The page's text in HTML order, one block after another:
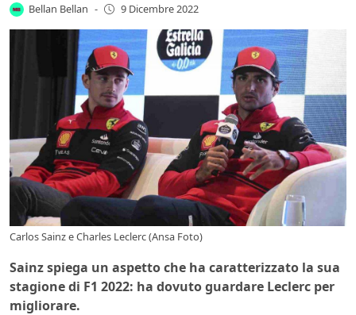
Bellan Bellan - 9 Dicembre 2022
Carlos Sainz e Charles Leclerc (Ansa Foto)
Sainz spiega un aspetto che ha caratterizzato la sua
stagione di F1 2022: ha dovuto guardare Leclerc per
migliorare.